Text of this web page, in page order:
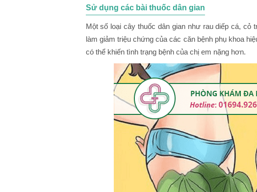
Sử dụng các bài thuốc dân gian
Một số loại cây thuốc dân gian như rau diếp cá,
làm giảm triệu chứng của các căn bệnh phụ khoa
có thể khiến tình trạng bệnh của chị em nặng hơn.